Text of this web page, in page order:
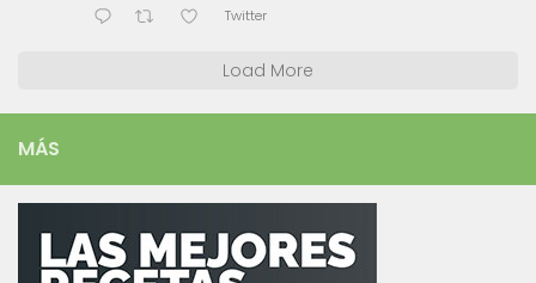
Twitter
Load More
MÁS